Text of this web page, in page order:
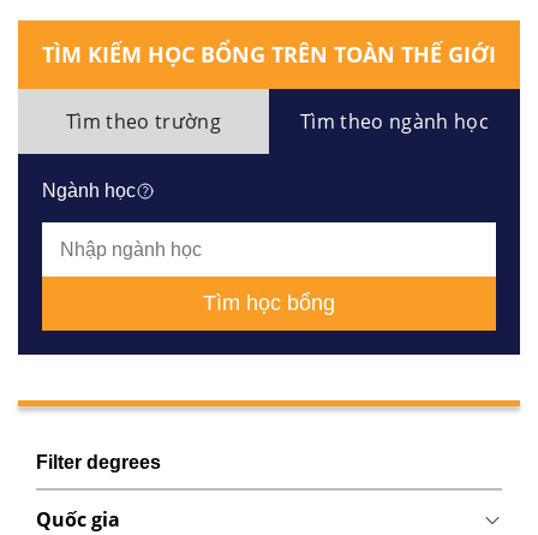
TÌM KIẾM HỌC BỔNG TRÊN TOÀN THẾ GIỚI
Tìm theo trường Tìm theo ngành học
Ngành học
Tìm học bổng
Filter degrees
Quốc gia